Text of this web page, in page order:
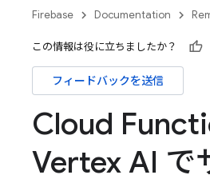
Firebase Documentation
この情報は役に立ちましたか？
フィードバックを送信
Cloud
Vertex AI で